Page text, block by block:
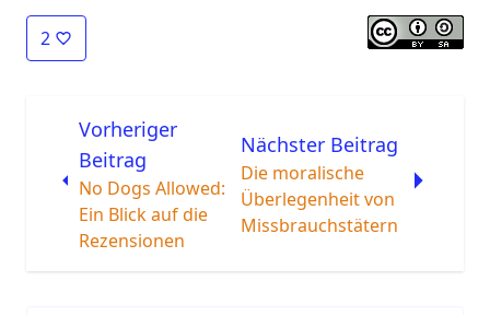
2
Vorheriger
Beitrag
No Dogs Allowed:
Ein Blick auf die
Rezensionen
Nächster Beitrag
Die moralische
Überlegenheit von
Missbrauchstätern